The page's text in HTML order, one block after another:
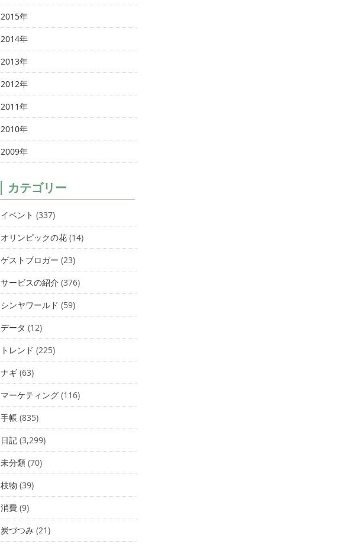
2015年
2014年
2013年
2012年
2011年
2010年
2009年
カテゴリー
イベント (337)
オリンピックの花 (14)
ゲストブロガー (23)
サービスの紹介 (376)
シンヤワールド (59)
データ (12)
トレンド (225)
ナギ (63)
マーケティング (116)
手帳 (835)
日記 (3,299)
未分類 (70)
枝物 (39)
消費 (9)
炭づつみ (21)